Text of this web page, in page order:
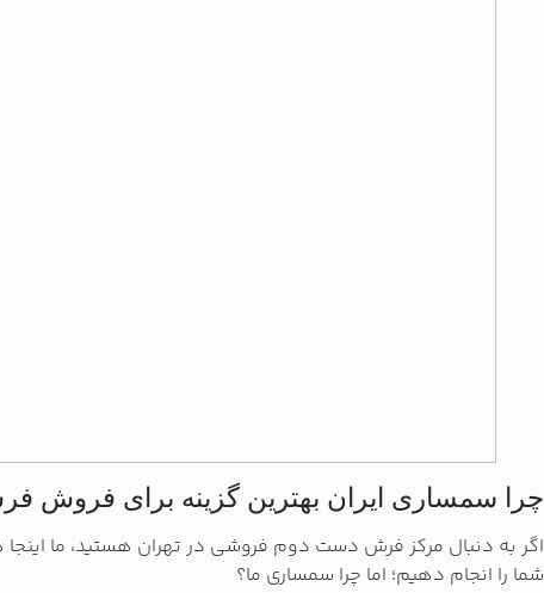
چرا سمساری ایران بهترین گزینه برای
اگر به دنبال مرکز فرش دست دوم فروشی در تهران هستید، ما
شما را انجام دهیم؛ اما چرا سمساری ما؟